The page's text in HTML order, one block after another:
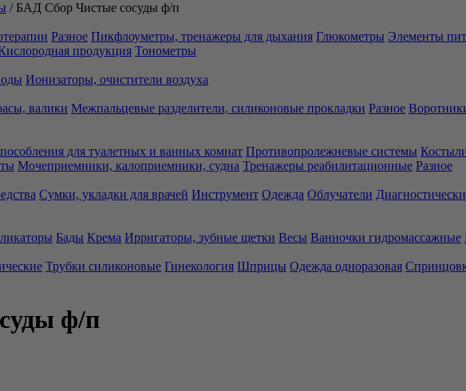
/ БАД Сбор Чистые сосуды ф/п
Разное Пикфлоуметры, тренажеры для дыхания Глюкометры Элементы
продукция Тонометры
Ионизаторы, очистители воздуха
валики Межпальцевые разделители, силиконовые прокладки Разное
для туалетных и ванных комнат Противопролежневые системы
Мочеприемники, калоприемники, судна Тренажеры реабилитационные Разное
Сумки, укладки для врачей Инструмент Одежда Облучатели
Бады Крема Ирригаторы, зубные щетки Весы Ванночки гидромассажные
Трубки силиконовые Гинекология Шприцы Одежда одноразовая
ф/п